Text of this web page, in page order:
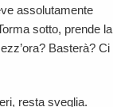
assolutamente
sotto, prende la
Basterà? Ci
resta sveglia.